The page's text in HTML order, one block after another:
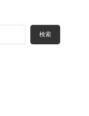
検索